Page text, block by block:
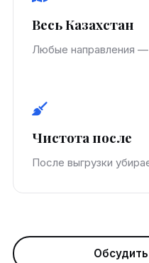
Весь Казахстан
Любые направления
Чистота после
После выгрузки